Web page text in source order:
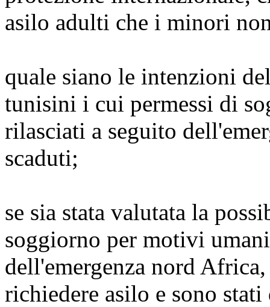
asilo adulti che i minori
quale siano le intenzioni
tunisini i cui permessi di
rilasciati a seguito
scaduti;
se sia stata valutata la
soggiorno per motivi
dell'emergenza nord
richiedere asilo e sono stati